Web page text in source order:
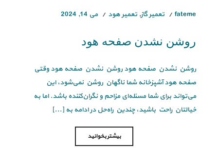
fateme تعمیر گاز, تعمیر هود می 14, 2024
روشن نشدن صفحه هود
روشن نشدن صفحه هود روشن نشدن صفحه هود وقتی
صفحه هود آشپزخانه شما ناگهان روشن نمی‌شود، این
می‌تواند برای شما مسئله‌ای مزاحم و نگران‌کننده باشد. اما به
خیالتان راحت باشید، چندین راه‌حل در ادامه به [...]
بیشتر بخوانید